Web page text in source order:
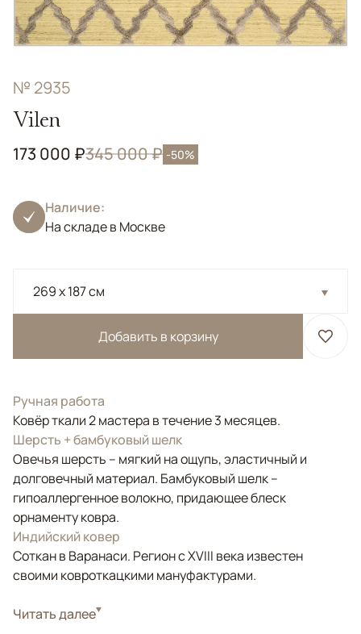
№ 2935
Vilen
173 000 ₽345 000 ₽ -50%
Наличие:
На складе в Москве
269 x 187 см
Добавить в корзину
Ручная работа
Ковёр ткали 2 мастера в течение 3 месяцев.
Шерсть + бамбуковый шелк
Овечья шерсть – мягкий на ощупь, эластичный и
долговечный материал. Бамбуковый шелк –
гипоаллергенное волокно, придающее блеск
орнаменту ковра.
Индийский ковер
Соткан в Варанаси. Регион с XVIII века известен
своими ковроткацкими мануфактурами.
СтильКилимы и сумахи
Читать далее